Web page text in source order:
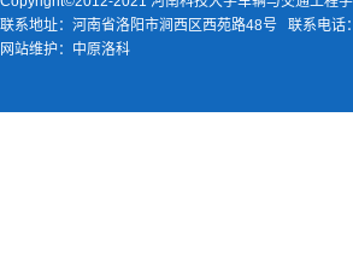
联系地址：河南省洛阳市涧西区西苑路48号
联系电话：
网站维护：中原洛科